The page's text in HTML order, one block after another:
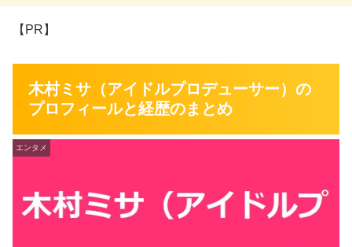
【PR】
木村ミサ（アイドルプロデューサー）の
プロフィールと経歴のまとめ
エンタメ